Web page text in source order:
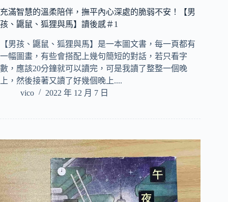
充滿智慧的溫柔陪伴，撫平內心深處的脆弱不安！【男
孩、鼴鼠、狐狸與馬】讀後感＃1
【男孩、鼴鼠、狐狸與馬】是一本圖文書，每一頁都有
一幅圖畫，有些會搭配上幾句簡短的對話，若只看字
數，應該20分鐘就可以讀完，可是我讀了整整一個晚
上，然後接著又讀了好幾個晚上....
vico
2022 年 12 月 7 日